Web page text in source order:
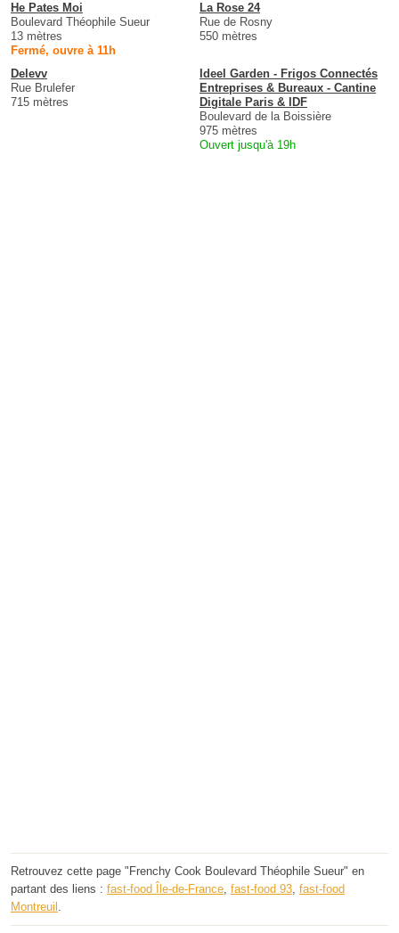
He Pates Moi
Boulevard Théophile Sueur
13 mètres
Fermé, ouvre à 11h
La Rose 24
Rue de Rosny
550 mètres
Delevv
Rue Brulefer
715 mètres
Ideel Garden - Frigos Connectés
Entreprises & Bureaux - Cantine
Digitale Paris & IDF
Boulevard de la Boissière
975 mètres
Ouvert jusqu'à 19h
Retrouvez cette page "Frenchy Cook Boulevard Théophile Sueur" en
partant des liens : fast-food Île-de-France, fast-food 93, fast-food
Montreuil .